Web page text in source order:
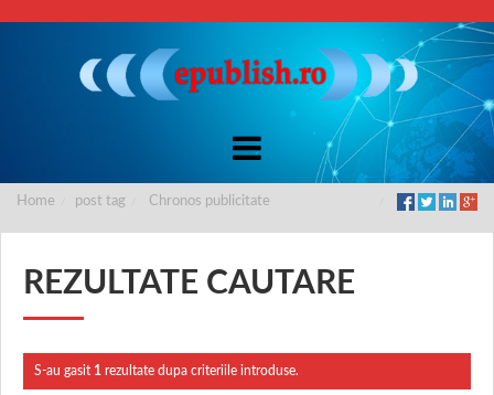
Home post tag Chronos publicitate
REZULTATE CAUTARE
S-au gasit 1 rezultate dupa criteriile introduse.